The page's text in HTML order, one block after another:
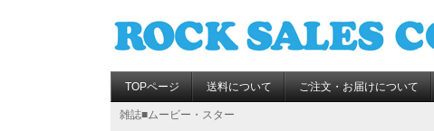
TOPページ 送料について ご注文・お届けについて
雑誌■ムービー・スター